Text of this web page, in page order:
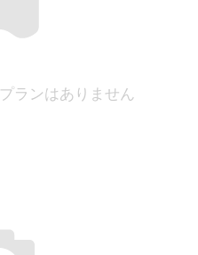
ランはありません